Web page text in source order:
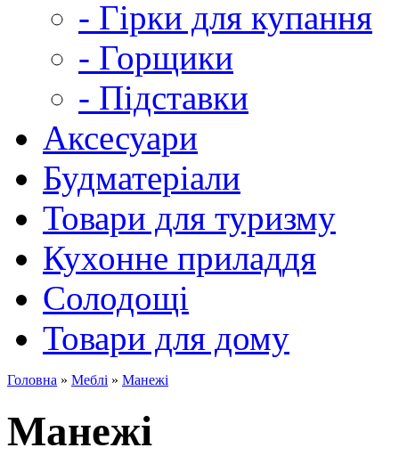
- Гірки для купання
- Горщики
- Підставки
Аксесуари
Будматеріали
Товари для туризму
Кухонне приладдя
Солодощі
Товари для дому
Головна » Меблі » Манежі
Манежі